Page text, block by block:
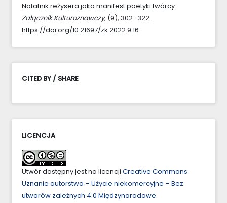
Notatnik reżysera jako manifest poetyki twórcy.
Załącznik Kulturoznawczy, (9), 302–322.
https://doi.org/10.21697/zk.2022.9.16
CITED BY / SHARE
LICENCJA
Utwór dostępny jest na licencji Creative Commons
Uznanie autorstwa – Użycie niekomercyjne – Bez
utworów zależnych 4.0 Międzynarodowe.